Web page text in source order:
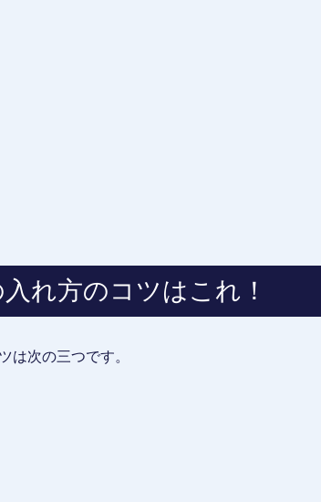
れ方のコツはこれ！
は次の三つです。